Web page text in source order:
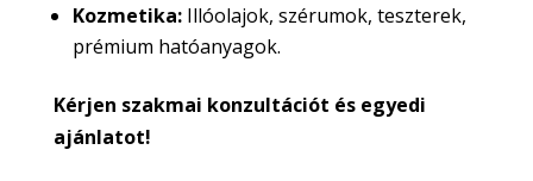
Kozmetika:Illóolajok, szérumok, teszterek,
prémium hatóanyagok.
Kérjen szakmai konzultációt és egyedi
ajánlatot!